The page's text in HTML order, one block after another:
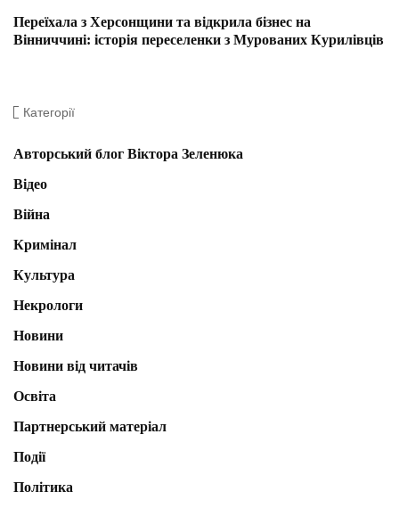
Переїхала з Херсонщини та відкрила бізнес на
Вінниччині: історія переселенки з Мурованих Курилівців
Категорії
Авторський блог Віктора Зеленюка
Відео
Війна
Кримінал
Культура
Некрологи
Новини
Новини від читачів
Освіта
Партнерський матеріал
Події
Політика